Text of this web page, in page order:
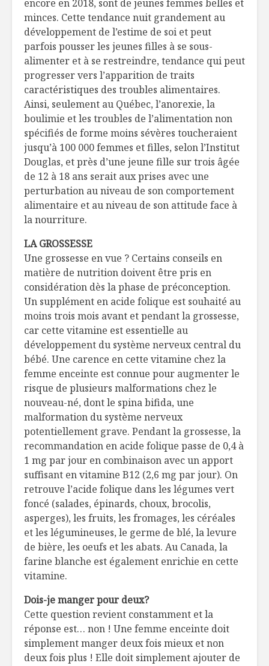
encore en 2018, sont de jeunes femmes belles et
minces. Cette tendance nuit grandement au
développement de l’estime de soi et peut
parfois pousser les jeunes filles à se sous-
alimenter et à se restreindre, tendance qui peut
progresser vers l’apparition de traits
caractéristiques des troubles alimentaires.
Ainsi, seulement au Québec, l’anorexie, la
boulimie et les troubles de l’alimentation non
spécifiés de forme moins sévères toucheraient
jusqu’à 100 000 femmes et filles, selon l’Institut
Douglas, et près d’une jeune fille sur trois âgée
de 12 à 18 ans serait aux prises avec une
perturbation au niveau de son comportement
alimentaire et au niveau de son attitude face à
la nourriture.
LA GROSSESSE
Une grossesse en vue ? Certains conseils en
matière de nutrition doivent être pris en
considération dès la phase de préconception.
Un supplément en acide folique est souhaité au
moins trois mois avant et pendant la grossesse,
car cette vitamine est essentielle au
développement du système nerveux central du
bébé. Une carence en cette vitamine chez la
femme enceinte est connue pour augmenter le
risque de plusieurs malformations chez le
nouveau-né, dont le spina bifida, une
malformation du système nerveux
potentiellement grave. Pendant la grossesse, la
recommandation en acide folique passe de 0,4 à
1 mg par jour en combinaison avec un apport
suffisant en vitamine B12 (2,6 mg par jour). On
retrouve l’acide folique dans les légumes vert
foncé (salades, épinards, choux, brocolis,
asperges), les fruits, les fromages, les céréales
et les légumineuses, le germe de blé, la levure
de bière, les oeufs et les abats. Au Canada, la
farine blanche est également enrichie en cette
vitamine.
Dois-je manger pour deux?
Cette question revient constamment et la
réponse est… non ! Une femme enceinte doit
simplement manger deux fois mieux et non
deux fois plus ! Elle doit simplement ajouter de